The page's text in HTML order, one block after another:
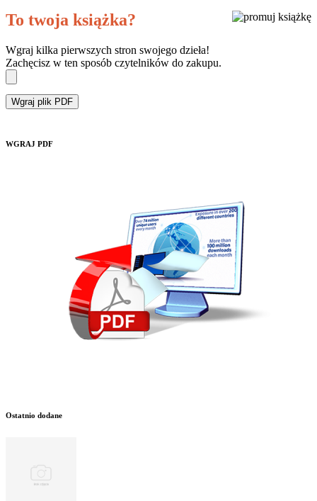
To twoja książka?
Wgraj kilka pierwszych stron swojego dzieła!
Zachęcisz w ten sposób czytelników do zakupu.
Wgraj plik PDF
WGRAJ PDF
Ostatnio dodane